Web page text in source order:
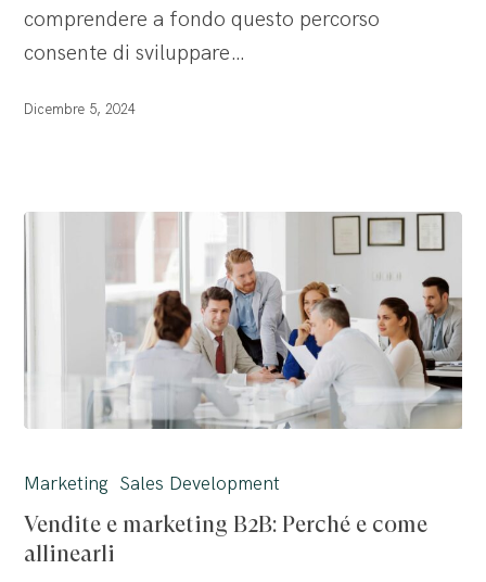
comprendere a fondo questo percorso
consente di sviluppare…
Dicembre 5, 2024
e
marketing
B2B:
Marketing Sales Development
Vendite e marketing B2B: Perché e come
allinearli